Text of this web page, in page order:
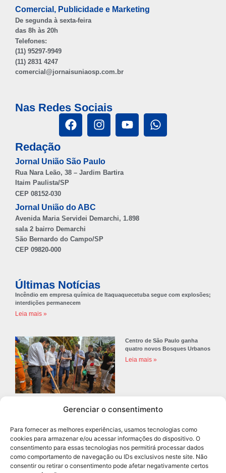
Gerenciar o consentimento
Para fornecer as melhores experiências, usamos tecnologias como
cookies para armazenar e/ou acessar informações do dispositivo. O
consentimento para essas tecnologias nos permitirá processar dados
como comportamento de navegação ou IDs exclusivos neste site. Não
consentir ou retirar o consentimento pode afetar negativamente certos
Comercial, Publicidade e Marketing
De segunda à sexta-feira
das 8h às 20h
Telefones:
(11) 95297-9949
(11) 2831 4247
comercial@jornaisuniaosp.com.br
Nas Redes Sociais
Redação
Jornal União São Paulo
Rua Nara Leão, 38 – Jardim Bartira
Itaim Paulista/SP
CEP 08152-030
Jornal União do ABC
Avenida Maria Servidei Demarchi, 1.898
sala 2 bairro Demarchi
São Bernardo do Campo/SP
CEP 09820-000
Últimas Notícias
Incêndio em empresa química de Itaquaquecetuba segue com explosões;
interdições permanecem
Leia mais »
Centro de São Paulo ganha
quatro novos Bosques Urbanos
Leia mais »
para professores
Leia mais »